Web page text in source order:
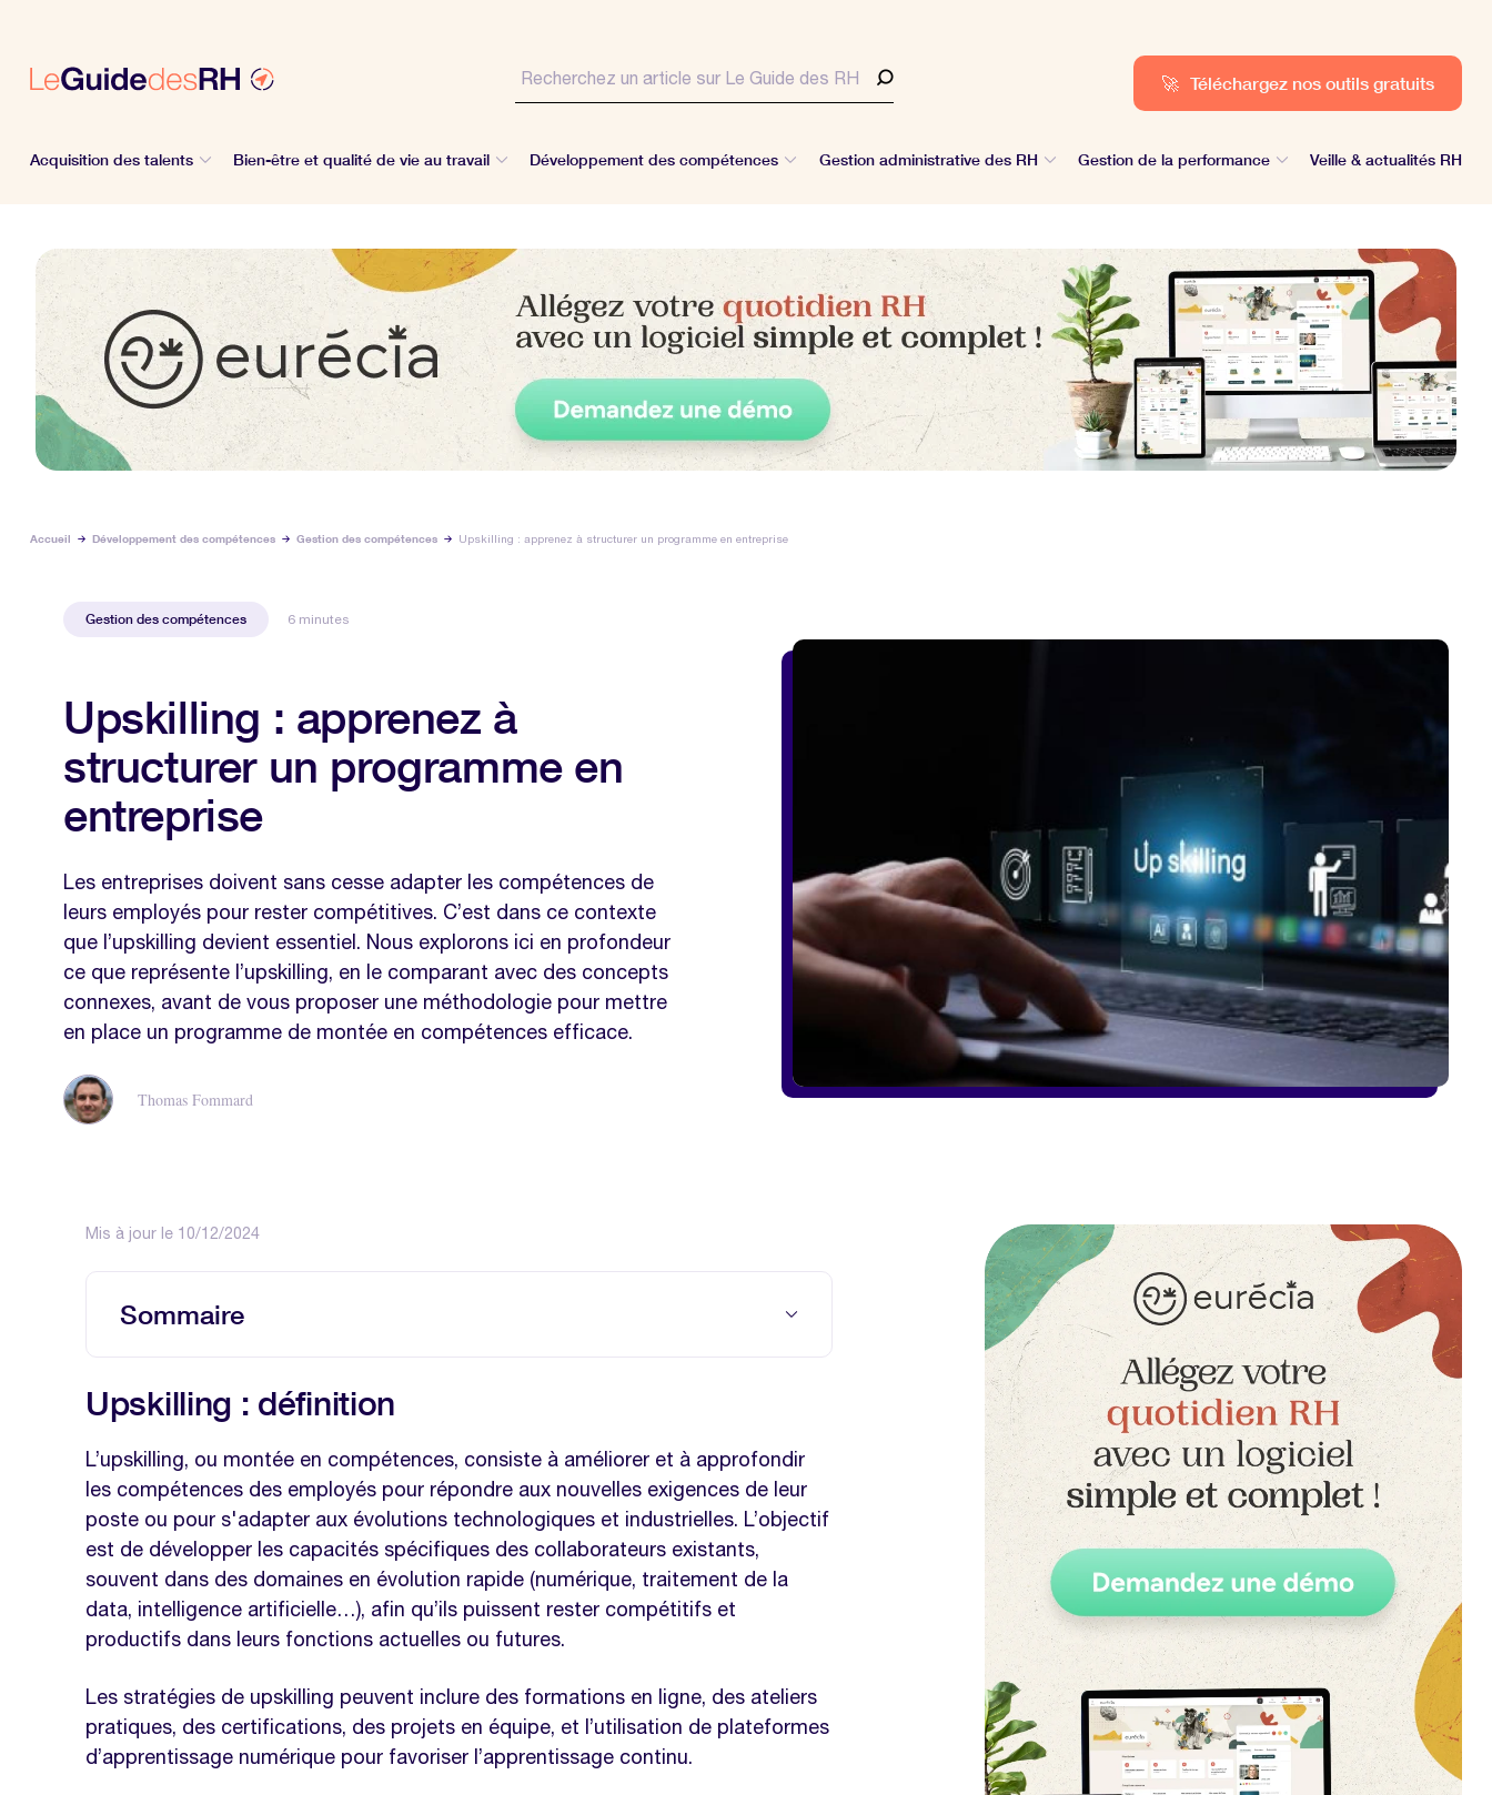
🚀 Téléchargez nos outils gratuits
Acquisition des talents Bien-être et qualité de vie au travail Développement des compétences Gestion administrative des RH Gestion de la performance Veille & actualités RH
Accueil Développement des compétences Gestion des compétences Upskilling : apprenez à structurer un programme en entreprise
Gestion des compétences 6 minutes
Upskilling : apprenez à
structurer un programme en
entreprise
Les entreprises doivent sans cesse adapter les compétences de
leurs employés pour rester compétitives. C’est dans ce contexte
que l’upskilling devient essentiel. Nous explorons ici en profondeur
ce que représente l’upskilling, en le comparant avec des concepts
connexes, avant de vous proposer une méthodologie pour mettre
en place un programme de montée en compétences efficace.
Thomas Fommard
Mis à jour le 10/12/2024
Sommaire
A quoi sert l’upskilling ?
Les enjeux pour les employés
Upskilling vs reskilling : quelle différence ?
Quid du cross-skilling ?
Comment structurer un programme d’upskilling au sein d’une
entreprise ?
1 - Évaluation des besoins et des compétences actuelles
2 - Définition des objectifs du programme
3 - Identification des compétences cibles
4 - Conception et planification des programmes de formation
Upskilling : définition
L’upskilling, ou montée en compétences, consiste à améliorer et à approfondir
les compétences des employés pour répondre aux nouvelles exigences de leur
poste ou pour s'adapter aux évolutions technologiques et industrielles. L’objectif
est de développer les capacités spécifiques des collaborateurs existants,
souvent dans des domaines en évolution rapide (numérique, traitement de la
data, intelligence artificielle…), afin qu’ils puissent rester compétitifs et
productifs dans leurs fonctions actuelles ou futures.
Les stratégies de upskilling peuvent inclure des formations en ligne, des ateliers
pratiques, des certifications, des projets en équipe, et l’utilisation de plateformes
d’apprentissage numérique pour favoriser l’apprentissage continu.